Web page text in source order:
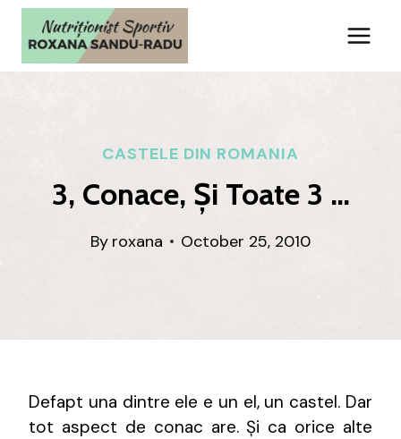
Skip
content
CASTELE DIN ROMANIA
3, Conace, Și Toate 3 …
By roxana October 25, 2010
Defapt una dintre ele e un el, un castel. Dar
tot aspect de conac are. Și ca orice alte